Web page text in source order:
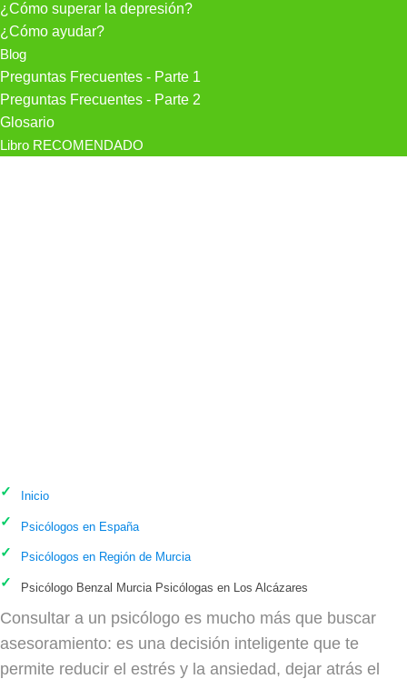
¿Cómo superar la depresión?
¿Cómo ayudar?
Blog
Preguntas Frecuentes - Parte 1
Preguntas Frecuentes - Parte 2
Glosario
Libro RECOMENDADO
Inicio
Psicólogos en España
Psicólogos en Región de Murcia
Psicólogo Benzal Murcia Psicólogas en Los Alcázares
Consultar a un psicólogo es mucho más que buscar
asesoramiento: es una decisión inteligente que te
permite reducir el estrés y la ansiedad, dejar atrás el